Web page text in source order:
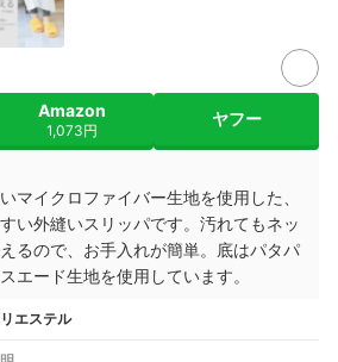
Amazon
1,073円
ヤフー
マイクロファイバー生地を使用した、
い外縫いスリッパです。汚れてもネッ
るので、お手入れが簡単。底はパタパ
エード生地を使用しています。
エステル